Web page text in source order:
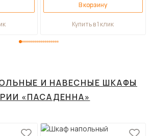
В корзину
Купить в 1 клик
И НАВЕСНЫЕ ШКАФЫ
«ПАСАДЕННА»